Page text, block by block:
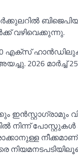
വഴിവെക്കുന്നു.
270 എക്സ്
2026 മാർച്ച്‌
പോസ്റ്റുകള്‍